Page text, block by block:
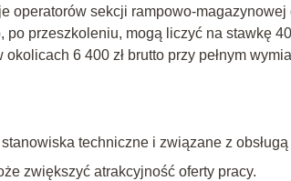
operatorów sekcji rampowo-
po przeszkoleniu, mogą liczyć na stawkę
6 400 zł brutto przy pełnym
techniczne i związane z
zwiększyć atrakcyjność oferty pracy.